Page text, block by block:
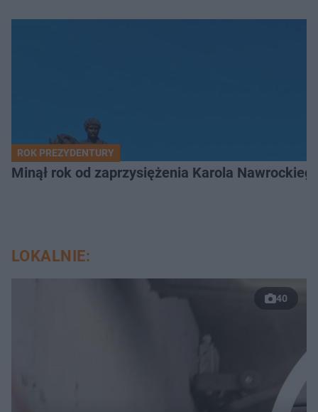
ROK PREZYDENTURY
Minął rok od zaprzysiężenia Karola
LOKALNIE:
40